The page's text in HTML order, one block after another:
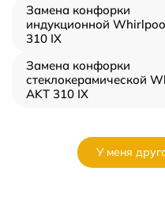
Замена конфорки
индукционной
310 IX
Замена конфорки
стеклокерамической
AKT 310 IX
У меня